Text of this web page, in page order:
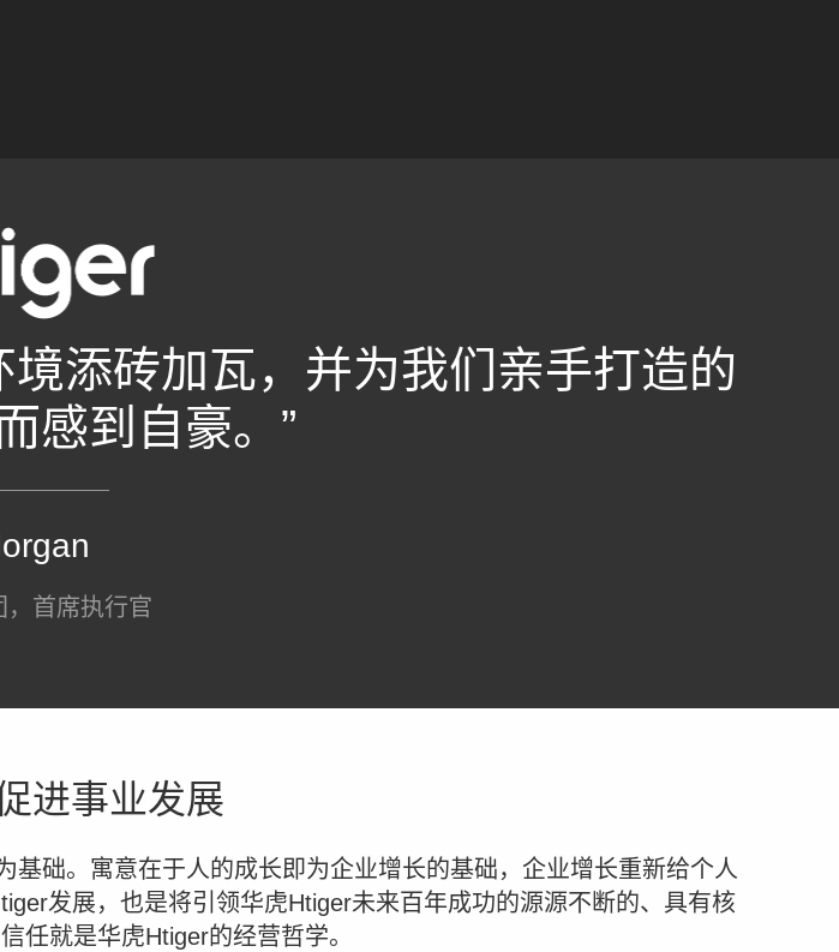
添砖加瓦，并为我们亲手打造的
感到自豪。”
，首席执行官
进事业发展
础。寓意在于人的成长即为企业增长的基础，企业增长重新给个人
发展，也是将引领华虎Htiger未来百年成功的源源不断的、具有核
任就是华虎Htiger的经营哲学。